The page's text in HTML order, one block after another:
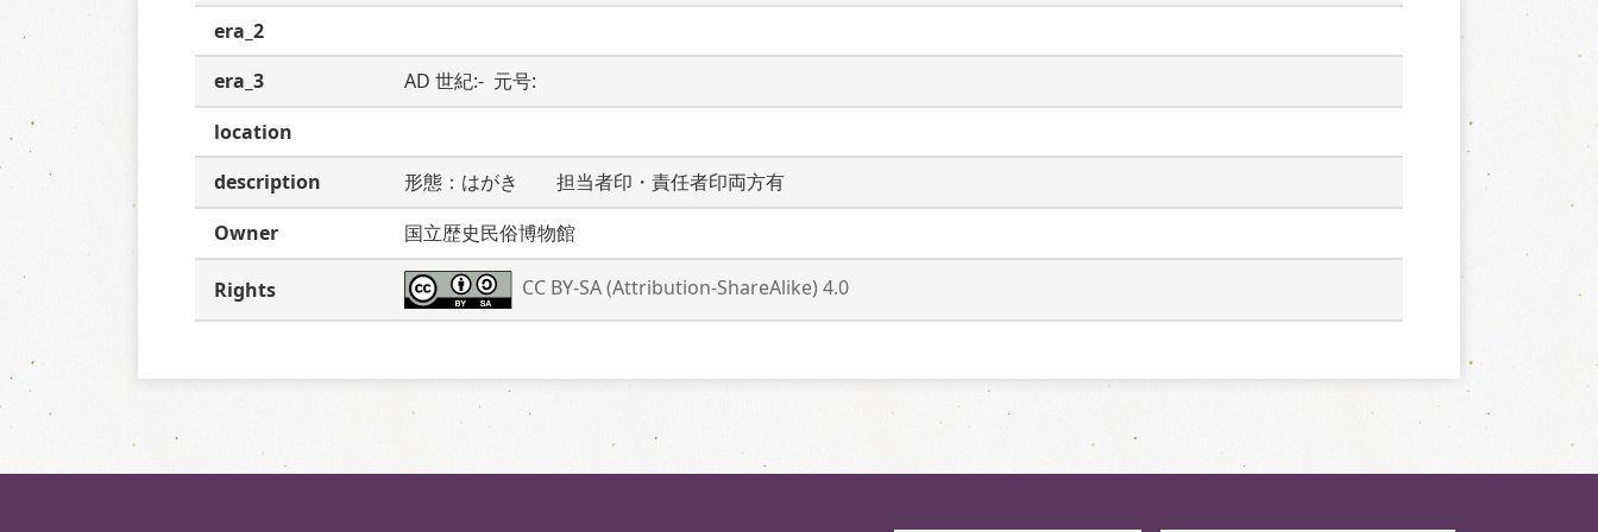
era_2
era_3
AD 世紀:-  元号:
location
description
形態：はがき　　担当者印・責任者印両方有
Owner
国立歴史民俗博物館
Rights CC BY-SA (Attribution-ShareAlike) 4.0